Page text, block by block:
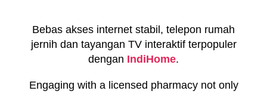
Bebas akses internet stabil, telepon rumah
jernih dan tayangan TV interaktif terpopuler
dengan IndiHome.
Engaging with a licensed pharmacy not only